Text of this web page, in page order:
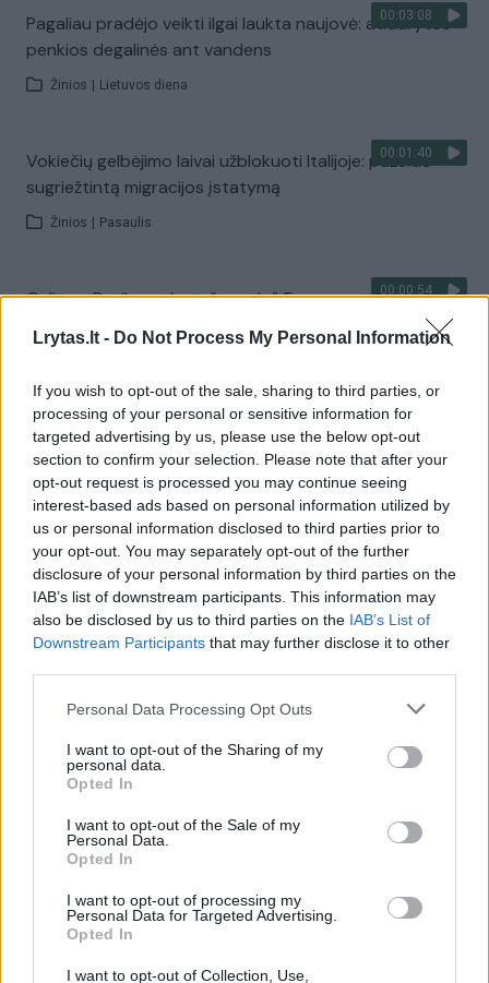
Lrytas.lt - Do Not Process My Personal Information
If you wish to opt-out of the sale, sharing to third parties, or
processing of your personal or sensitive information for
targeted advertising by us, please use the below opt-out
section to confirm your selection. Please note that after your
opt-out request is processed you may continue seeing
interest-based ads based on personal information utilized by
us or personal information disclosed to third parties prior to
your opt-out. You may separately opt-out of the further
disclosure of your personal information by third parties on the
IAB’s list of downstream participants. This information may
also be disclosed by us to third parties on the IAB’s List of
Downstream Participants that may further disclose it to other
Personal Data Processing Opt Outs
I want to opt-out of the Sharing of my
personal data.
Opted In
I want to opt-out of the Sale of my
Personal Data.
Opted In
I want to opt-out of processing my
Personal Data for Targeted Advertising.
Opted In
I want to opt-out of Collection, Use,
00:03:08
Pagaliau pradėjo veikti ilgai laukta naujovė: atidarytos
penkios degalinės ant vandens
Žinios Lietuvos diena
00:01:40
Vokiečių gelbėjimo laivai užblokuoti Italijoje: pažeidė
sugriežtintą migracijos įstatymą
Žinios Pasaulis
00:00:54
Galimas Rusijos sabotažas prieš Europą: pastebimi
Budrumo neišlaikymas darbo metu brangiai kainuos:
Norvegijos kapitonas teisiamas dėl laivų susidūrimo
Žinios | Pasaulis
00:01:27
V. Zelenskis: Ukraina iki 2023 metų pavasario tikisi
eksportuoti 60 laivų, gabenančių grūdus
Žinios Pasaulis
00:00:56
Turkijos ministerija pranešė: iš Ukrainos uostų išplaukė
Žinios | Pasaulis
00:00:47
S. Lavrovo pareiškimas: į Ukrainos uostus atvykstantys
laivai su ginklais paaštrintų konfliktą
Žinios | Pasaulis